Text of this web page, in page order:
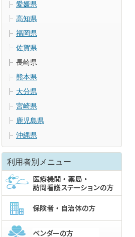
愛媛県
高知県
福岡県
佐賀県
長崎県
熊本県
大分県
宮崎県
鹿児島県
沖縄県
利用者別メニュー